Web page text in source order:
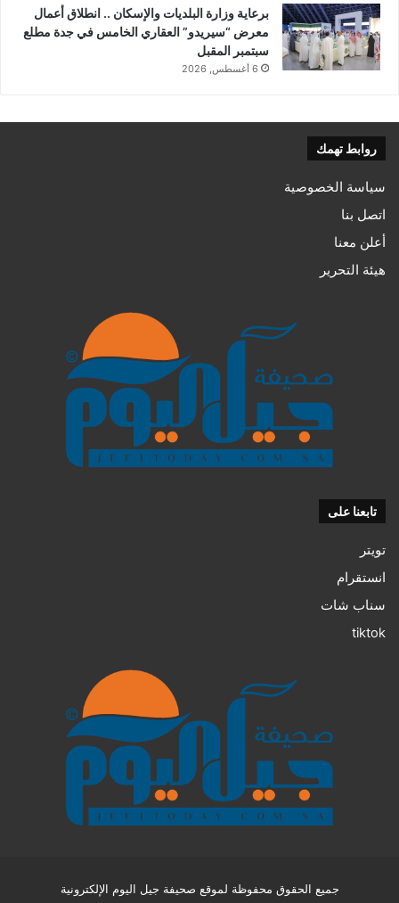
برعاية وزارة البلديات والإسكان .. انطلاق أعمال
معرض “سيريدو” العقاري الخامس في جدة مطلع
سبتمبر المقبل
6 أغسطس, 2026
روابط تهمك
سياسة الخصوصية
اتصل بنا
أعلن معنا
هيئة التحرير
تابعنا على
تويتر
انستقرام
سناب شات
tiktok
جميع الحقوق محفوظة لموقع صحيفة جيل اليوم الإلكترونية